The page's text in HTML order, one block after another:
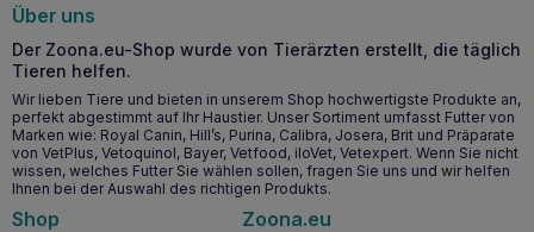
Wichtigste gesundheitliche Vorteile
Hypoallergene Rezeptur auf der Basis von Hirschfleisch,
geeignet für Hunde mit Nahrungsmittelallergien
Hoher Gehalt an B-Vitaminen, Zink, Eisen und Magnesium
zur Unterstützung der Hautgesundheit, des Immunsystems
und des Stoffwechsels
Fettarm, unterstützt Gewichtserhaltung und Fitness
Über uns
Der Zoona.eu-Shop wurde von Tierärzten erstellt, die täglich
Tieren helfen.
Wir lieben Tiere und bieten in unserem Shop hochwertigste Produkte an,
perfekt abgestimmt auf Ihr Haustier. Unser Sortiment umfasst Futter von
Marken wie: Royal Canin, Hill’s, Purina, Calibra, Josera, Brit und Präparate
von VetPlus, Vetoquinol, Bayer, Vetfood, iloVet, Vetexpert. Wenn Sie nicht
wissen, welches Futter Sie wählen sollen, fragen Sie uns und wir helfen
Ihnen bei der Auswahl des richtigen Produkts.
Shop Zoona.eu